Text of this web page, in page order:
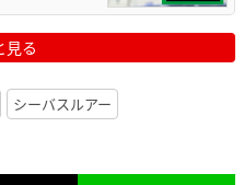
見る
シーバスルアー